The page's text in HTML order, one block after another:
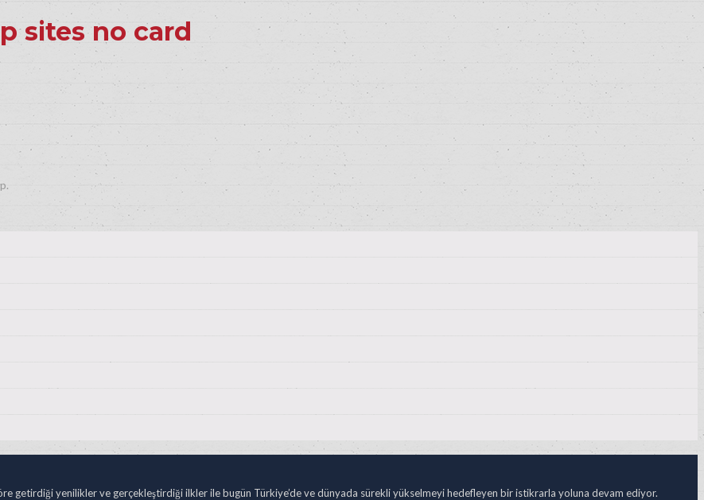
sites no card
getirdiği yenilikler ve gerçekleştirdiği ilkler ile bugün Türkiye’de ve dünyada sürekli yükselmeyi hedefleyen bir istikrarla yoluna devam ediyor.